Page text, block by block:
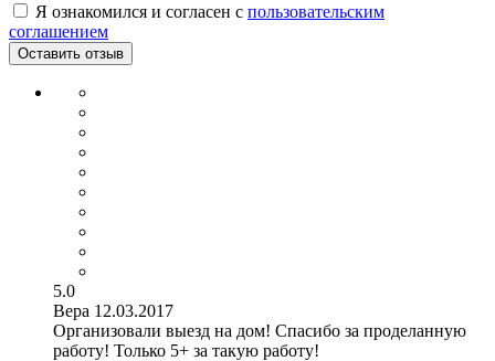
Я ознакомился и согласен с пользовательским
соглашением
Оставить отзыв
5.0
Вера 12.03.2017
Организовали выезд на дом! Спасибо за проделанную
работу! Только 5+ за такую работу!